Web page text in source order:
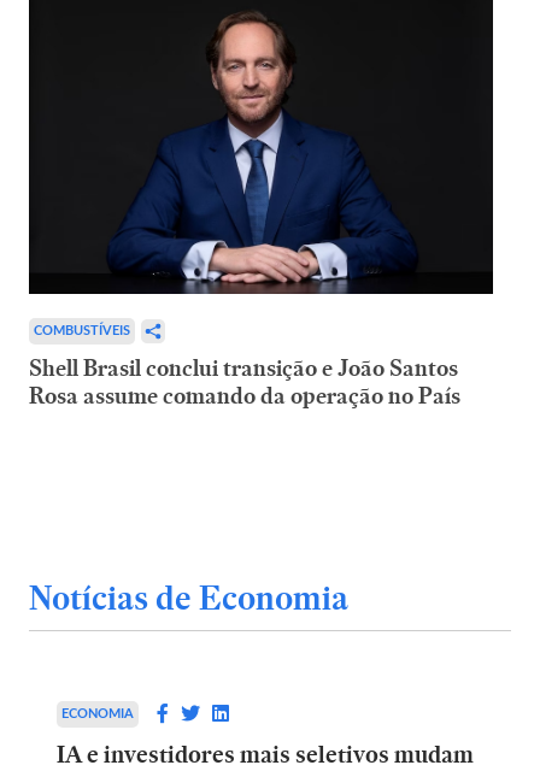
COMBUSTÍVEIS
Shell Brasil conclui transição e João Santos
Rosa assume comando da operação no País
Notícias de Economia
ECONOMIA
IA e investidores mais seletivos mudam